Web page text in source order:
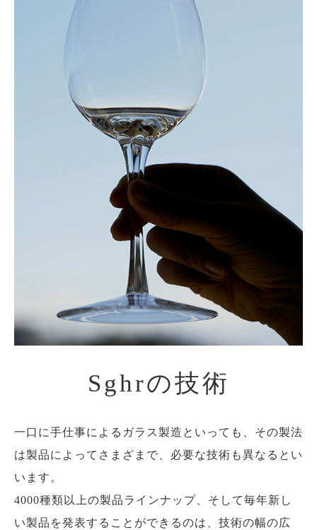
Sghrの技術
一口に手仕事によるガラス製造といっても、その製法
は製品によってさまざまで、必要な技術も異なるとい
います。
4000種類以上の製品ラインナップ、そして毎年新し
い製品を発表することができるのは、技術の幅の広